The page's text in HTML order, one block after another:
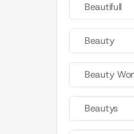
Beautifull
Beauty
Beauty
Beautys